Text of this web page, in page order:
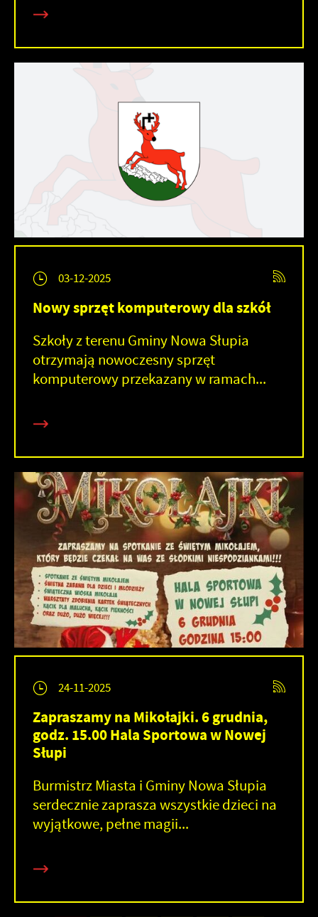
03-12-2025
Nowy sprzęt komputerowy dla szkół
Szkoły z terenu Gminy Nowa Słupia
otrzymają nowoczesny sprzęt
komputerowy przekazany w ramach...
24-11-2025
Zapraszamy na Mikołajki. 6 grudnia,
godz. 15.00 Hala Sportowa w Nowej
Słupi
Burmistrz Miasta i Gminy Nowa Słupia
serdecznie zaprasza wszystkie dzieci na
wyjątkowe, pełne magii...